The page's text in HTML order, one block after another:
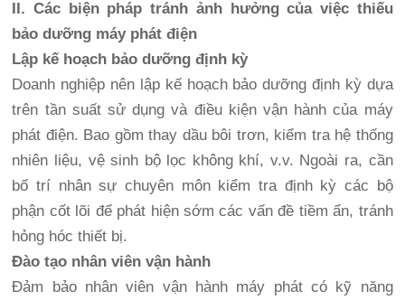
II. Các biện pháp tránh ảnh hưởng của việc thiếu
bảo dưỡng máy phát điện
Lập kế hoạch bảo dưỡng định kỳ
Doanh nghiệp nên lập kế hoạch bảo dưỡng định kỳ dựa
trên tần suất sử dụng và điều kiện vận hành của máy
phát điện. Bao gồm thay dầu bôi trơn, kiểm tra hệ thống
nhiên liệu, vệ sinh bộ lọc không khí, v.v. Ngoài ra, cần
bố trí nhân sự chuyên môn kiểm tra định kỳ các bộ
phận cốt lõi để phát hiện sớm các vấn đề tiềm ẩn, tránh
hỏng hóc thiết bị.
Đào tạo nhân viên vận hành
Đảm bảo nhân viên vận hành máy phát có kỹ năng